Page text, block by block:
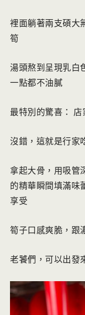
裡面躺著兩支碩大
筍
湯頭熬到呈現乳白
一點都不油膩
最特別的驚喜： 店
沒錯，這就是行家
拿起大骨，用吸管
的精華瞬間填滿味
享受
筍子口感爽脆，跟
老饕們，可以出發